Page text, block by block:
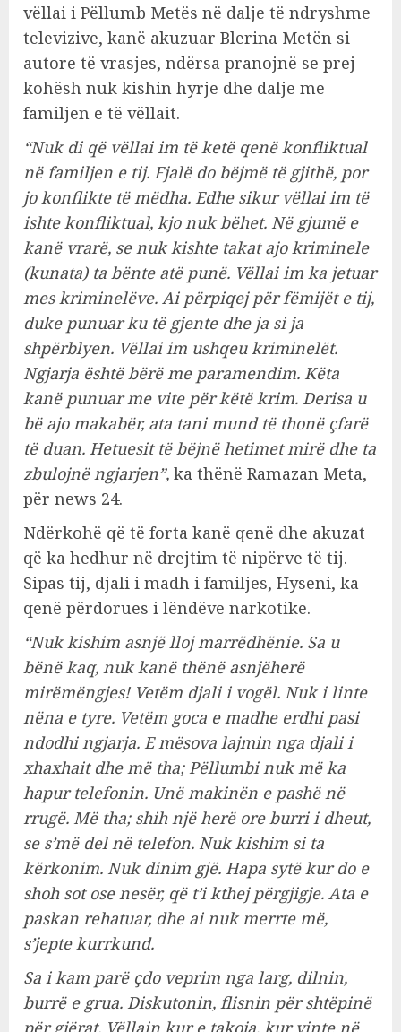
vëllai i Pëllumb Metës në dalje të ndryshme
televizive, kanë akuzuar Blerina Metën si
autore të vrasjes, ndërsa pranojnë se prej
kohësh nuk kishin hyrje dhe dalje me
familjen e të vëllait.
“Nuk di që vëllai im të ketë qenë konfliktual
në familjen e tij. Fjalë do bëjmë të gjithë, por
jo konflikte të mëdha. Edhe sikur vëllai im të
ishte konfliktual, kjo nuk bëhet. Në gjumë e
kanë vrarë, se nuk kishte takat ajo kriminele
(kunata) ta bënte atë punë. Vëllai im ka jetuar
mes kriminelëve. Ai përpiqej për fëmijët e tij,
duke punuar ku të gjente dhe ja si ja
shpërblyen. Vëllai im ushqeu kriminelët.
Ngjarja është bërë me paramendim. Këta
kanë punuar me vite për këtë krim. Derisa u
bë ajo makabër, ata tani mund të thonë çfarë
të duan. Hetuesit të bëjnë hetimet mirë dhe ta
zbulojnë ngjarjen”, ka thënë Ramazan Meta,
për news 24.
Ndërkohë që të forta kanë qenë dhe akuzat
që ka hedhur në drejtim të nipërve të tij.
Sipas tij, djali i madh i familjes, Hyseni, ka
qenë përdorues i lëndëve narkotike.
“Nuk kishim asnjë lloj marrëdhënie. Sa u
bënë kaq, nuk kanë thënë asnjëherë
mirëmëngjes! Vetëm djali i vogël. Nuk i linte
nëna e tyre. Vetëm goca e madhe erdhi pasi
ndodhi ngjarja. E mësova lajmin nga djali i
xhaxhait dhe më tha; Pëllumbi nuk më ka
hapur telefonin. Unë makinën e pashë në
rrugë. Më tha; shih një herë ore burri i dheut,
se s’më del në telefon. Nuk kishim si ta
kërkonim. Nuk dinim gjë. Hapa sytë kur do e
shoh sot ose nesër, që t’i kthej përgjigje. Ata e
paskan rehatuar, dhe ai nuk merrte më,
s’jepte kurrkund.
Sa i kam parë çdo veprim nga larg, dilnin,
burrë e grua. Diskutonin, flisnin për shtëpinë
për gjërat. Vëllain kur e takoja, kur vinte në